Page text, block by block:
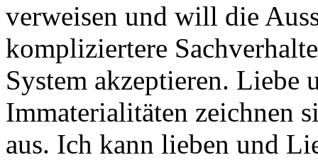
verweisen und will die
kompliziertere
System akzeptieren. Liebe
Immaterialitäten zeichnen
aus. Ich kann lieben und